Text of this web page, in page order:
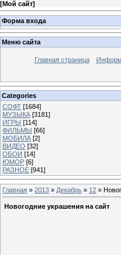
[Мой сайт]
Форма входа
Меню сайта
Главная страница
Categories
СОФТ [1684]
МУЗЫКА [3181]
ИГРЫ [114]
ФИЛЬМЫ [66]
МОБИЛА [2]
ВИДЕО [32]
ОБОИ [14]
ЮМОР [6]
РАЗНОЕ [941]
Главная » 2013 » Декабрь » 12 »
Новогодние украшения на сайт